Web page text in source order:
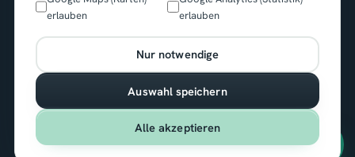
Ortenburgerring 13
84140 Gangkofen
© 2026 cobutlers Gebäudereinigung. Alle Rechte vorbehalten.
Impressum·Datenschutz·AGB·Cookie-Einstellungen
erlauben
erlauben
Nur notwendige
Auswahl speichern
Alle akzeptieren